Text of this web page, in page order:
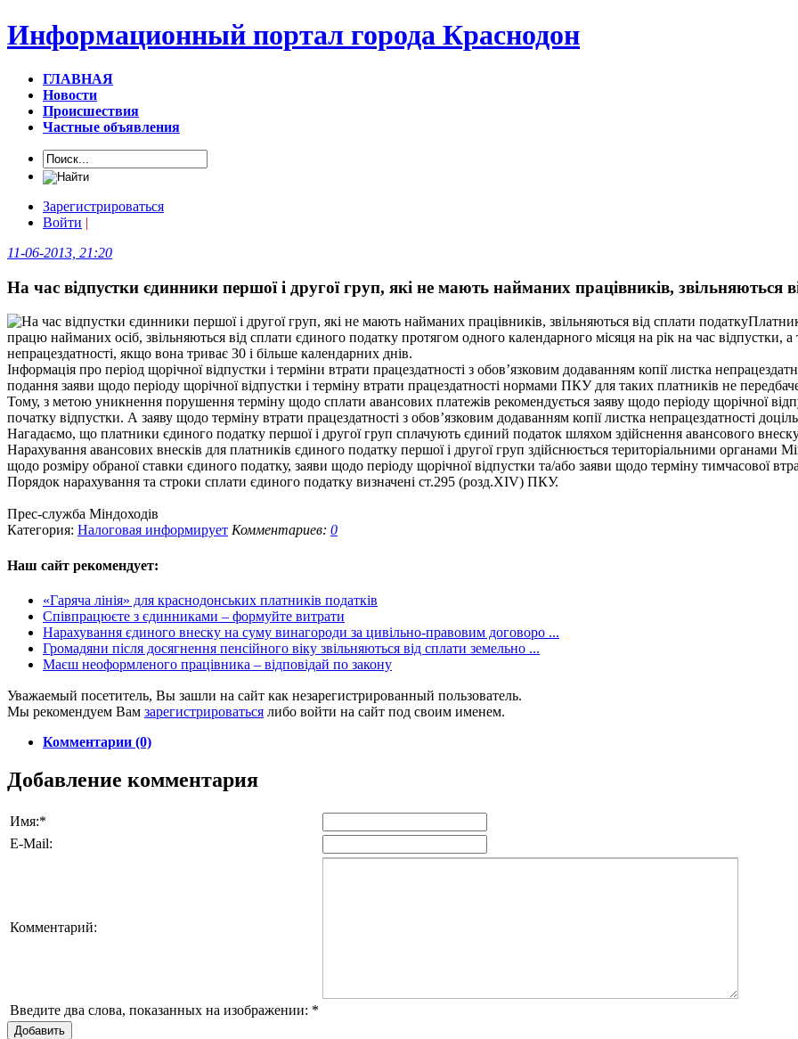
Информационный портал города Краснодон
ГЛАВНАЯ
Новости
Происшествия
Частные объявления
Зарегистрироваться
Войти |
11-06-2013, 21:20
На час відпустки єдинники першої і другої груп, які не мають найманих працівників, звільняються
працю найманих осіб, звільняються від сплати єдиного податку протягом одного календарного місяця на рік на час відпустки,
непрацездатності, якщо вона триває 30 і більше календарних днів.
Інформація про період щорічної відпустки і терміни втрати працездатності з обов’язковим додаванням копії листка
подання заяви щодо періоду щорічної відпустки і терміну втрати працездатності нормами ПКУ для таких платників не
Тому, з метою уникнення порушення терміну щодо сплати авансових платежів рекомендується заяву щодо періоду щорічної
початку відпустки. А заяву щодо терміну втрати працездатності з обов’язковим додаванням копії листка непрацездатності
Нагадаємо, що платники єдиного податку першої і другої груп сплачують єдиний податок шляхом здійснення авансового
Нарахування авансових внесків для платників єдиного податку першої і другої груп здійснюється територіальними органами
щодо розміру обраної ставки єдиного податку, заяви щодо періоду щорічної відпустки та/або заяви щодо терміну тимчасової
Порядок нарахування та строки сплати єдиного податку визначені ст.295 (розд.ХІV) ПКУ.
Прес-служба Міндоходів
Категория: Налоговая информирует Комментариев: 0
Наш сайт рекомендует:
«Гаряча лінія» для краснодонських платників податків
Співпрацюєте з єдинниками – формуйте витрати
Нарахування єдиного внеску на суму винагороди за цивільно-правовим договоро ...
Громадяни після досягнення пенсійного віку звільняються від сплати земельно ...
Маєш неоформленого працівника – відповідай по закону
Уважаемый посетитель, Вы зашли на сайт как незарегистрированный пользователь.
Мы рекомендуем Вам зарегистрироваться либо войти на сайт под своим именем.
Комментарии (0)
Добавление комментария
Имя:*
E-Mail:
Комментарий:
Введите два слова, показанных на изображении: *
Добавить